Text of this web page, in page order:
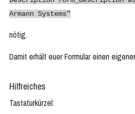
Armann Systems"
nötig.
Damit erhält euer Formular einen
Hilfreiches
Tastaturkürzel: